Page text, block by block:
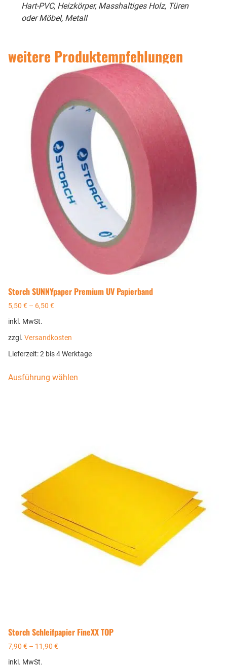
Hart-PVC, Heizkörper, Masshaltiges Holz, Türen
oder Möbel, Metall
weitere Produktempfehlungen
Storch SUNNYpaper Premium UV Papierband
5,50 € – 6,50 €
inkl. MwSt.
zzgl. Versandkosten
Lieferzeit:2 bis 4 Werktage
Ausführung wählen
Storch Schleifpapier FineXX TOP
7,90 € – 11,90 €
inkl. MwSt.